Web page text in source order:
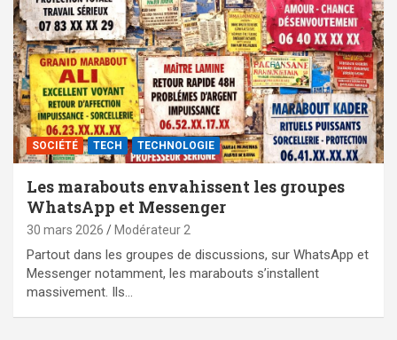
SOCIÉTÉ TECH TECHNOLOGIE
Les marabouts envahissent les groupes
WhatsApp et Messenger
30 mars 2026 Modérateur 2
Partout dans les groupes de discussions, sur WhatsApp et
Messenger notamment, les marabouts s’installent
massivement. Ils…